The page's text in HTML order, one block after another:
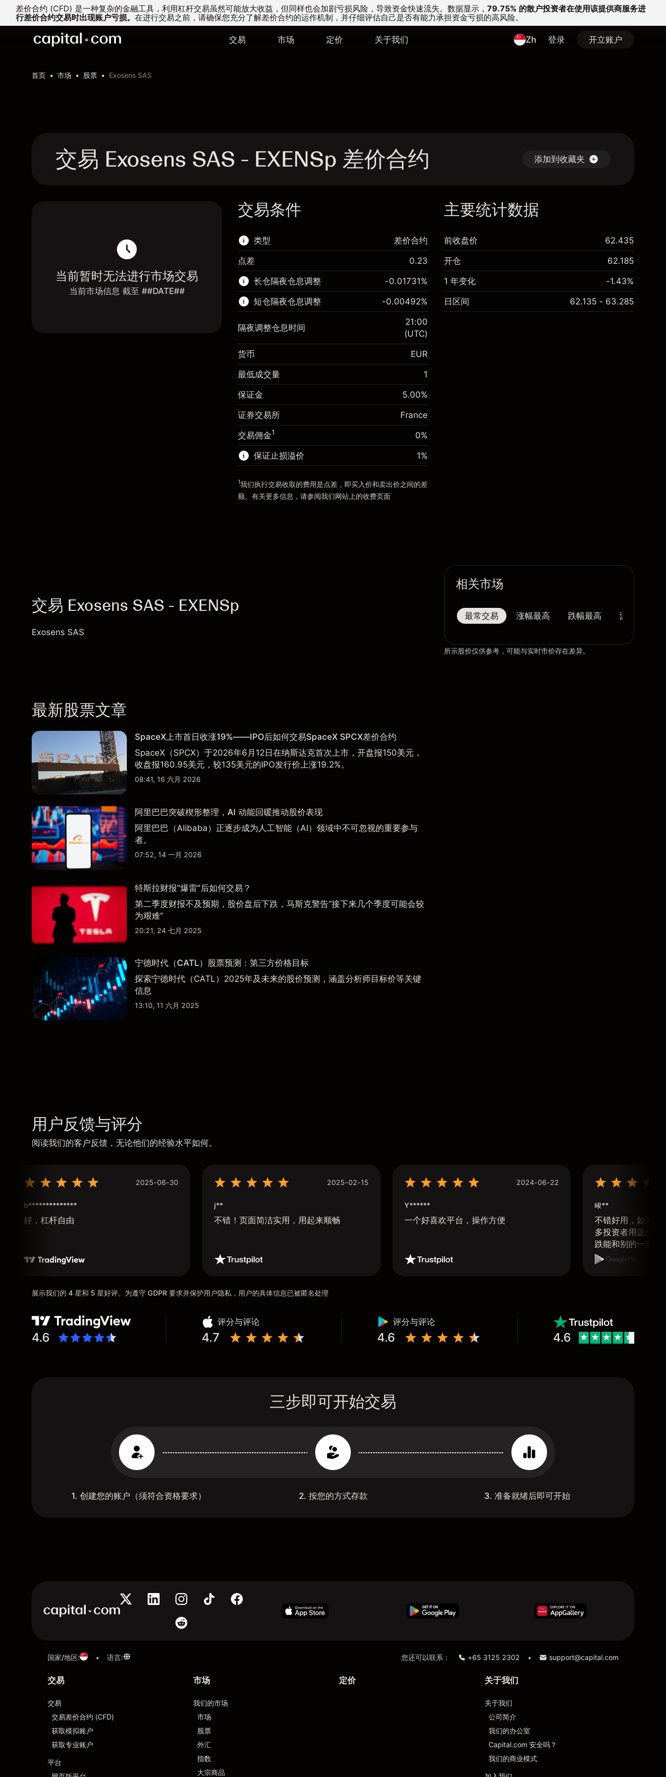
差价合约 (CFD) 是一种复杂的金融工具，利用杠杆交易虽然可能放大收益，但同样也会加剧亏损风险，导致资金快速流失。 数据显示， 79.75% 的散户投资者在使用该提供商服务进
行差价合约交易时出现账户亏损。 在进行交易之前，请确保您充分了解差价合约的运作机制，并仔细评估自己是否有能力承担资金亏损的高风险。
交易 市场 定价 关于我们 Zh 登录 开立账户
首页 市场 股票 Exosens SAS
交易 Exosens SAS - EXENSp 差价合约 添加到收藏夹
当前暂时无法进行市场交易
当前市场信息 截至 ##DATE##
交易条件
类型
该金融市场可进行差价合约交易。
了解更多:
差价合约
差价合约
点差 0.23
长仓隔夜仓息调整
€1,000.00
隔夜仓息
来自头寸全值的费用
-0.017307
(-€3.46)
使用杠杆的交易规模（大约值）
来自杠杆的资金 - 美元（大约值）
€19,000.00
前往平台
-0.01731%
短仓隔夜仓息调整
保证金。您的投资 €1,000.00
来自头寸全值的费用
-0.004915
(-€0.98)
使用杠杆的交易规模（大约值）
来自杠杆的资金 - 美元（大约值）
€19,000.00
-0.00492%
隔夜调整仓息时间
21:00
(UTC)
货币 EUR
最低成交量 1
保证金 5.00%
证券交易所 France
交易佣金1 0%
保证止损溢价
“服务费用”
1%
1我们执行交易收取的费用是点差，即买入价和卖出价之间的差
额。有关更多信息，请参阅我们网站上的收费页面
主要统计数据
前收盘价 62.435
开仓 62.185
1 年变化 -1.43%
日区间 62.135 - 63.285
交易 Exosens SAS - EXENSp
Exosens SAS
最新股票文章
SpaceX上市首日收涨19%——IPO后如何交易SpaceX SPCX差价合约
SpaceX（SPCX）于2026年6月12日在纳斯达克首次上市，开盘报150美元，
收盘报160.95美元，较135美元的IPO发行价上涨19.2%。
08:41, 16 六月 2026
阿里巴巴突破楔形整理，AI 动能回暖推动股价表现
阿里巴巴（Alibaba）正逐步成为人工智能（AI）领域中不可忽视的重要参与
者。
07:52, 14 一月 2026
特斯拉财报“爆雷”后如何交易？
第二季度财报不及预期，股价盘后下跌，马斯克警告“接下来几个季度可能会较
为艰难”
20:21, 24 七月 2025
宁德时代（CATL）股票预测：第三方价格目标
探索宁德时代（CATL）2025年及未来的股价预测，涵盖分析师目标价等关键
信息
13:10, 11 六月 2025
相关市场
最常交易 涨幅最高 跌幅最高 波幅最大
所示股价仅供参考，可能与实时市价存在差异。
用户反馈与评分
阅读我们的客户反馈，无论他们的经验水平如何。
2025-06-30
b**************
好，杠杆自由
2025-02-15
j**
不错！页面简洁实用，用起来顺畅
2024-06-22
Y******
一个好喜欢平台，操作方便
峻**
不错好用，如果可
多投资者用这个软
跌能和别的一致那
展示我们的 4 星和 5 星好评。为遵守 GDPR 要求并保护用户隐私，用户的具体信息已被匿名处理
4.6
评分与评论
4.7
评分与评论
4.6 4.6
三步即可开始交易
1. 创建您的账户（须符合资格要求） 2. 按您的方式存款 3. 准备就绪后即可开始
国家/地区: • 语言: 您还可以联系： +65 3125 2302 • support@capital.com
交易
交易
交易差价合约 (CFD)
获取模拟账户
获取专业账户
平台
市场
我们的市场
市场
股票
外汇
指数
大宗商品
定价 关于我们
关于我们
公司简介
我们的办公室
Capital.com 安全吗？
我们的商业模式